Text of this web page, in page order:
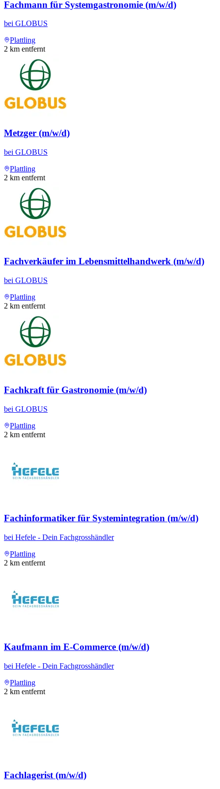
Fachmann für Systemgastronomie (m/w/d)
bei GLOBUS
Plattling
2 km entfernt
Metzger (m/w/d)
bei GLOBUS
Plattling
2 km entfernt
Fachverkäufer im Lebensmittelhandwerk (m/w/d)
bei GLOBUS
Plattling
2 km entfernt
Fachkraft für Gastronomie (m/w/d)
bei GLOBUS
Plattling
2 km entfernt
Fachinformatiker für Systemintegration (m/w/d)
bei Hefele - Dein Fachgrosshändler
Plattling
2 km entfernt
Kaufmann im E-Commerce (m/w/d)
bei Hefele - Dein Fachgrosshändler
Plattling
2 km entfernt
Fachlagerist (m/w/d)